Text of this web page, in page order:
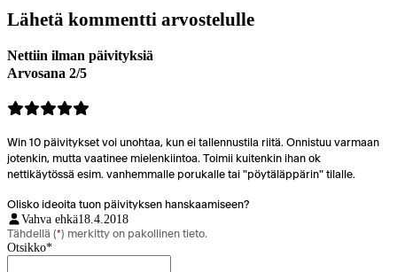
Lähetä kommentti arvostelulle
Nettiin ilman päivityksiä
Arvosana 2/5
Win 10 päivitykset voi unohtaa, kun ei tallennustila riitä. Onnistuu varmaan
jotenkin, mutta vaatinee mielenkiintoa. Toimii kuitenkin ihan ok
nettikäytössä esim. vanhemmalle porukalle tai "pöytäläppärin" tilalle.
Olisko ideoita tuon päivityksen hanskaamiseen?
Vahva ehkä18.4.2018
Tähdellä (*) merkitty on pakollinen tieto.
Otsikko*